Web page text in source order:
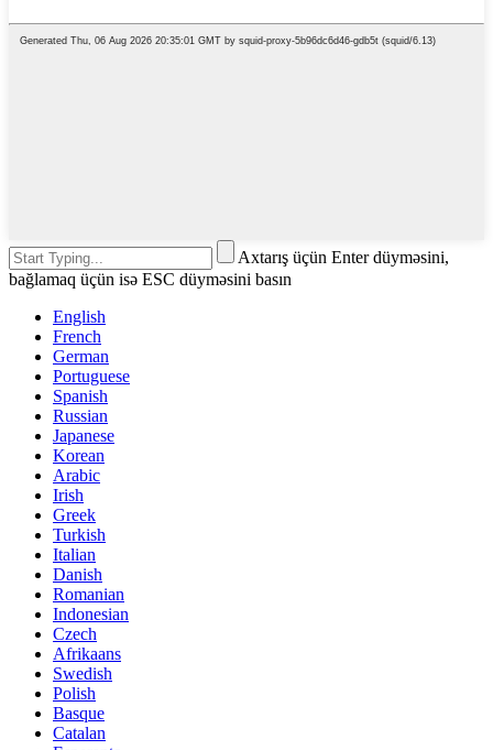
Axtarış üçün Enter düyməsini,
bağlamaq üçün isə ESC düyməsini basın
English
French
German
Portuguese
Spanish
Russian
Japanese
Korean
Arabic
Irish
Greek
Turkish
Italian
Danish
Romanian
Indonesian
Czech
Afrikaans
Swedish
Polish
Basque
Catalan